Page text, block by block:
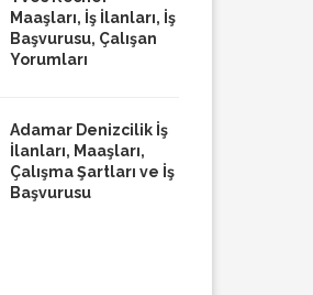
Maaşları, İş İlanları, İş
Başvurusu, Çalışan
Yorumları
Adamar Denizcilik İş
İlanları, Maaşları,
Çalışma Şartları ve İş
Başvurusu